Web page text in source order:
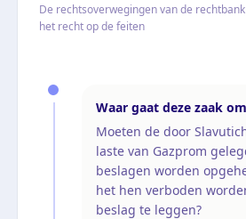
De rechtsoverwegingen van de
het recht op de feiten
Waar gaat deze zaak
Moeten de door
laste van Gazprom
beslagen worden
het hen verboden
beslag te leggen?